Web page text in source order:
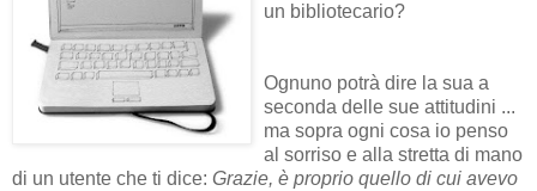
un bibliotecario?
Ognuno potrà dire la sua a
seconda delle sue attitudini ...
ma sopra ogni cosa io penso
al sorriso e alla stretta di mano
di un utente che ti dice: Grazie, è proprio quello di cui avevo